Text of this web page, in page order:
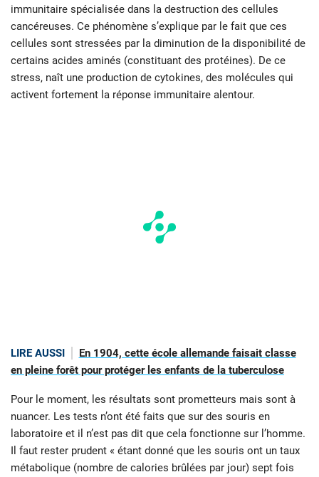
immunitaire spécialisée dans la destruction des cellules
cancéreuses. Ce phénomène s’explique par le fait que ces
cellules sont stressées par la diminution de la disponibilité de
certains acides aminés (constituant des protéines). De ce
stress, naît une production de cytokines, des molécules qui
activent fortement la réponse immunitaire alentour.
LIRE AUSSI
En 1904, cette école allemande faisait classe
en pleine forêt pour protéger les enfants de la tuberculose
Pour le moment, les résultats sont prometteurs mais sont à
nuancer. Les tests n’ont été faits que sur des souris en
laboratoire et il n’est pas dit que cela fonctionne sur l’homme.
Il faut rester prudent « étant donné que les souris ont un taux
métabolique (nombre de calories brûlées par jour) sept fois